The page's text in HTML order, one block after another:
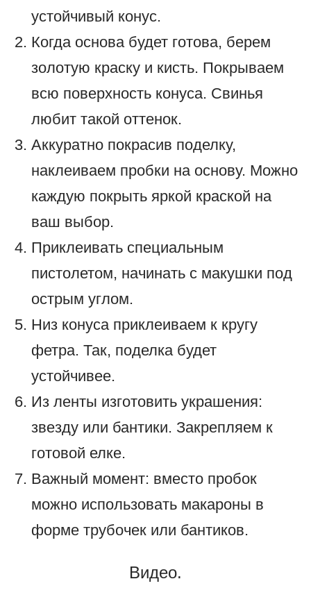
устойчивый конус.
Когда основа будет готова, берем
золотую краску и кисть. Покрываем
всю поверхность конуса. Свинья
любит такой оттенок.
Аккуратно покрасив поделку,
наклеиваем пробки на основу. Можно
каждую покрыть яркой краской на
ваш выбор.
Приклеивать специальным
пистолетом, начинать с макушки под
острым углом.
Низ конуса приклеиваем к кругу
фетра. Так, поделка будет
устойчивее.
Из ленты изготовить украшения:
звезду или бантики. Закрепляем к
готовой елке.
Важный момент: вместо пробок
можно использовать макароны в
форме трубочек или бантиков.
Видео.